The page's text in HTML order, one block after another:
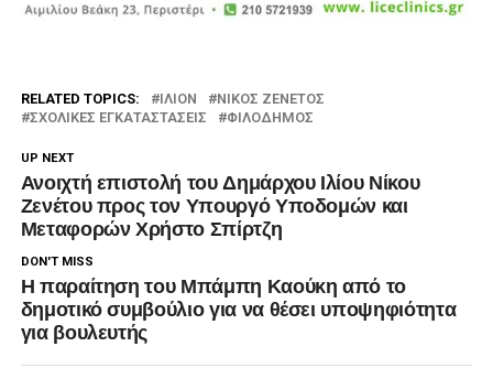
RELATED TOPICS: ΙΛΙΟΝ
ΝΊΚΟΣ ΖΕΝΕΤΟΣ
ΣΧΟΛΙΚΈΣ ΕΓΚΑΤΑΣΤΆΣΕΙΣ
ΦΙΛΟΔΗΜΟΣ
UP NEXT
Ανοιχτή επιστολή του Δημάρχου Ιλίου Νίκου
Ζενέτου προς τον Υπουργό Υποδομών και
Μεταφορών Χρήστο Σπίρτζη
DON'T MISS
Η παραίτηση του Μπάμπη Καούκη από το
δημοτικό συμβούλιο για να θέσει υποψηφιότητα
για βουλευτής